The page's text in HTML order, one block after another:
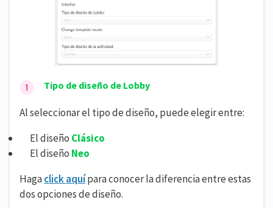
Tipo de diseño de Lobby
Al seleccionar el tipo de diseño, puede elegir entre:
El diseño Clásico
​​El diseño Neo
Hagaclick aquípara conocer la diferencia entre estas
dos opciones de diseño.